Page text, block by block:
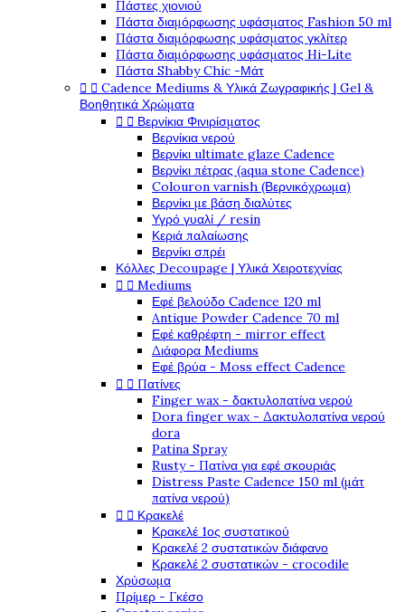
Πάστες χιονιού
Πάστα διαμόρφωσης υφάσματος Fashion 50 ml
Πάστα διαμόρφωσης υφάσματος γκλίτερ
Πάστα διαμόρφωσης υφάσματος Hi-Lite
Πάστα Shabby Chic -Μάτ
  Cadence Mediums & Υλικά Ζωγραφικής | Gel &
Βοηθητικά Χρώματα
  Βερνίκια Φινιρίσματος
Βερνίκια νερού
Βερνίκι ultimate glaze Cadence
Βερνίκι πέτρας (aqua stone Cadence)
Colouron varnish (Βερνικόχρωμα)
Βερνίκι με βάση διαλύτες
Υγρό γυαλί / resin
Κεριά παλαίωσης
Βερνίκι σπρέι
Κόλλες Decoupage | Υλικά Χειροτεχνίας
  Mediums
Εφέ βελούδο Cadence 120 ml
Antique Powder Cadence 70 ml
Εφέ καθρέφτη - mirror effect
Διάφορα Mediums
Εφέ βρύα - Moss effect Cadence
  Πατίνες
Finger wax - δακτυλοπατίνα νερού
Dora finger wax - Δακτυλοπατίνα νερού
dora
Patina Spray
Rusty - Πατίνα για εφέ σκουριάς
Distress Paste Cadence 150 ml (μάτ
πατίνα νερού)
  Κρακελέ
Κρακελέ 1ος συστατικού
Κρακελέ 2 συστατικών διάφανο
Κρακελέ 2 συστατικών - crocodile
Χρύσωμα
Πρίμερ - Γκέσο